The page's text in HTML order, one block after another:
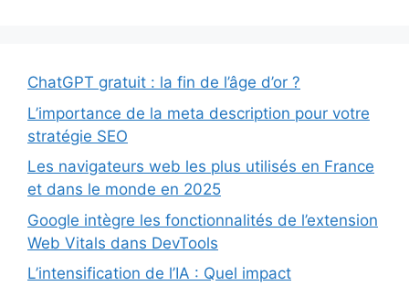
ChatGPT gratuit : la fin de l’âge d’or ?
L’importance de la meta description pour votre
stratégie SEO
Les navigateurs web les plus utilisés en France
et dans le monde en 2025
Google intègre les fonctionnalités de l’extension
Web Vitals dans DevTools
L’intensification de l’IA : Quel impact